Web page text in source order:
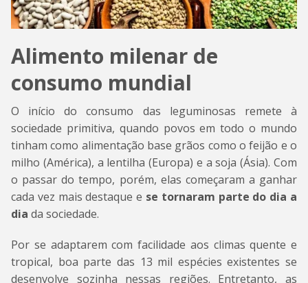
Alimento milenar de
consumo mundial
O início do consumo das leguminosas remete à
sociedade primitiva, quando povos em todo o mundo
tinham como alimentação base grãos como o feijão e o
milho (América), a lentilha (Europa) e a soja (Ásia). Com
o passar do tempo, porém, elas começaram a ganhar
cada vez mais destaque e se tornaram parte do dia a
dia da sociedade.
Por se adaptarem com facilidade aos climas quente e
tropical, boa parte das 13 mil espécies existentes se
desenvolve sozinha nessas regiões. Entretanto, as